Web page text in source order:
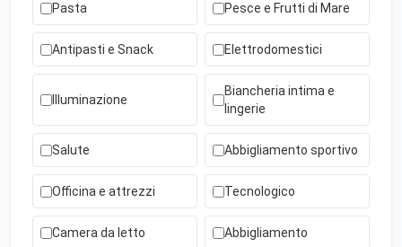
Pasta Pesce e Frutti di Mare
Antipasti e Snack Elettrodomestici
Illuminazione
Biancheria intima e
lingerie
Salute Abbigliamento sportivo
Officina e attrezzi Tecnologico
Camera da letto Abbigliamento